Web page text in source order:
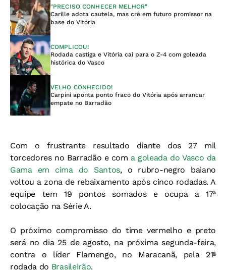
"PRECISO CONHECER MELHOR"
Carille adota cautela, mas crê em futuro promissor na
base do Vitória
COMPLICOU!
Rodada castiga e Vitória cai para o Z-4 com goleada
histórica do Vasco
VELHO CONHECIDO!
Carpini aponta ponto fraco do Vitória após arrancar
empate no Barradão
Com o frustrante resultado diante dos 27 mil
torcedores no Barradão e com a goleada do Vasco da
Gama em cima do Santos, o rubro-negro baiano
voltou a zona de rebaixamento após cinco rodadas. A
equipe tem 19 pontos somados e ocupa a 17ª
colocação na Série A.
O próximo compromisso do time vermelho e preto
será no dia 25 de agosto, na próxima segunda-feira,
contra o líder Flamengo, no Maracanã, pela 21ª
rodada do Brasileirão.